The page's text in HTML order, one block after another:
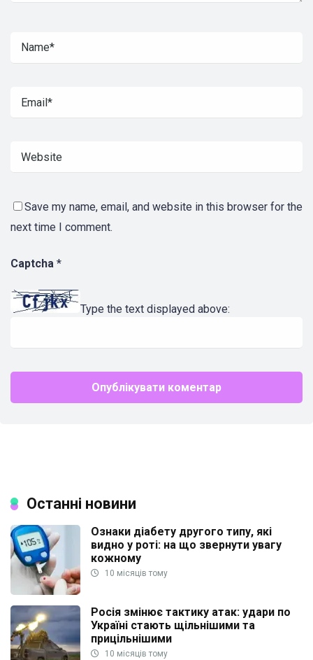
Save my name, email, and website in this browser for the
next time I comment.
Captcha *
Type the text displayed above:
Останні новини
Ознаки діабету другого типу, які
видно у роті: на що звернути увагу
кожному
10 місяців тому
Росія змінює тактику атак: удари по
Україні стають щільнішими та
прицільнішими
10 місяців тому